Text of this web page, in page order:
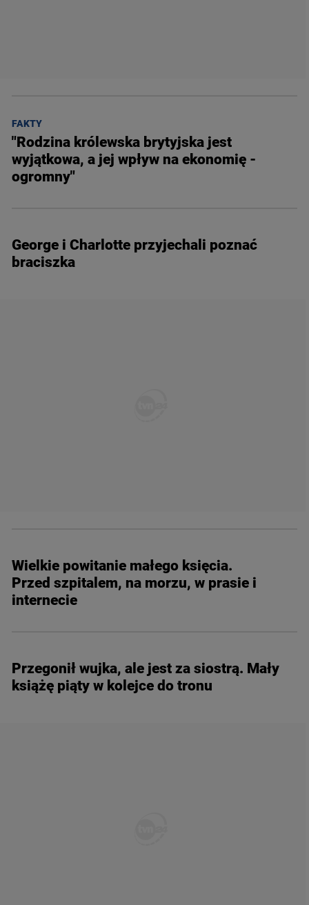
FAKTY
"Rodzina królewska brytyjska jest
wyjątkowa, a jej wpływ na ekonomię -
ogromny"
George i Charlotte przyjechali poznać
braciszka
Wielkie powitanie małego księcia.
Przed szpitalem, na morzu, w prasie i
internecie
Przegonił wujka, ale jest za siostrą. Mały
książę piąty w kolejce do tronu